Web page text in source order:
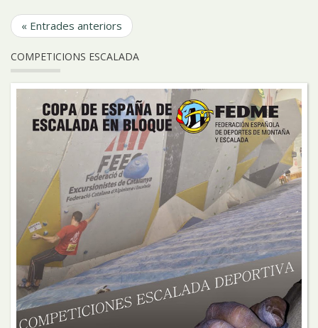
« Entrades anteriors
COMPETICIONS ESCALADA